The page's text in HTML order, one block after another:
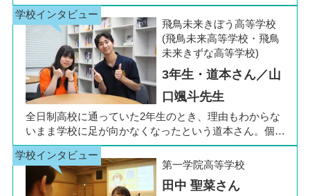
う高等学校 柏キャンパスの1年生です。彼女は中学3年
生の公立入試直前に「自分らしく過ごしながら夢に近づ
ける環境を選びたい」と思い、進路変更を決意しまし
た。今回は吉田さん、同キャンパスの冨川先生に、通信
制高校の学校生活の様子や雰囲気、行事について語って
いただきました。お互いの話からは、日々の何気ない会
話や行事を通じて育まれた、先生と生徒の温かな信頼関
係もうかがえました。
飛鳥未来きぼう高等学校
(飛鳥未来高等学校・飛鳥
未来きずな高等学校)
3年生・道本さん／山
口颯斗先生
全日制高校に通っていた2年生のとき、理由もわからな
いまま学校に足が向かなくなったという道本さん。個別
相談会で感じた先生の「温かさ」を決め手に、飛鳥未来
きぼう高等学校の町田キャンパスへの転入を選びまし
た。現在は同校に3年生として在籍しながら、オープン
キャンパスでは未来の後輩たちのサポート役「キャス
第一学院高等学校
田中 聖菜さん